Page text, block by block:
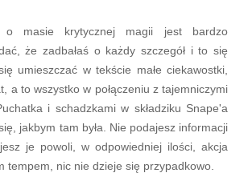
o masie krytycznej magii jest bardzo
że zadbałaś o każdy szczegół i to się
umieszczać w tekście małe ciekawostki,
a to wszystko w połączeniu z tajemniczymi
i schadzkami w składziku Snape'a
jakbym tam była. Nie podajesz informacji
je powoli, w odpowiedniej ilości, akcja
tempem, nic nie dzieje się przypadkowo.